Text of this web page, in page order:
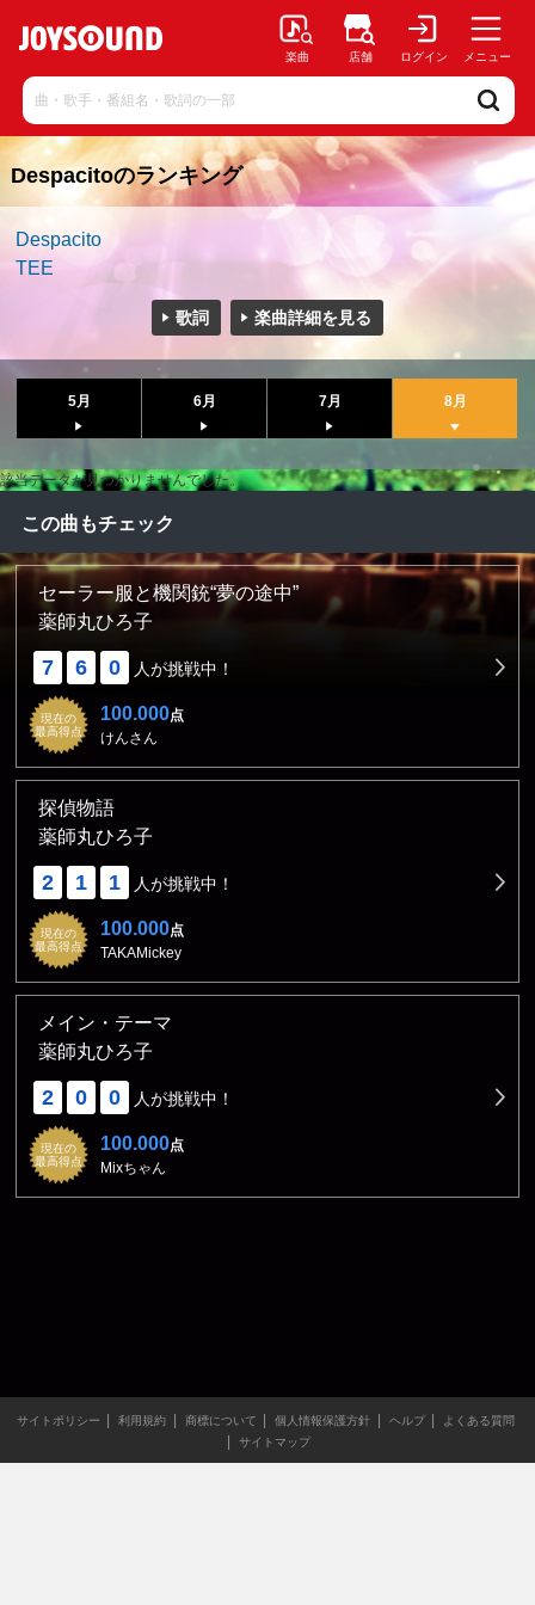
楽曲 店舗 ログイン メニュー
Despacitoのランキング
Despacito
TEE
歌詞 楽曲詳細を見る
5月 6月 7月 8月
該当データが見つかりませんでした。
この曲もチェック
セーラー服と機関銃“夢の途中”
薬師丸ひろ子
7 6 0 人が挑戦中！
現在の
最高得点
100.000点
けんさん
探偵物語
薬師丸ひろ子
2 1 1 人が挑戦中！
現在の
最高得点
100.000点
TAKAMickey
メイン・テーマ
薬師丸ひろ子
2 0 0 人が挑戦中！
現在の
最高得点
100.000点
Mixちゃん
サイトポリシー 利用規約 商標について 個人情報保護方針 ヘルプ
よくある質問
サイトマップ